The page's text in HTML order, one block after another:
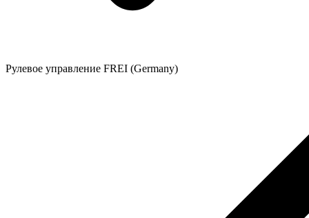
Рулевое управление FREI (Germany)